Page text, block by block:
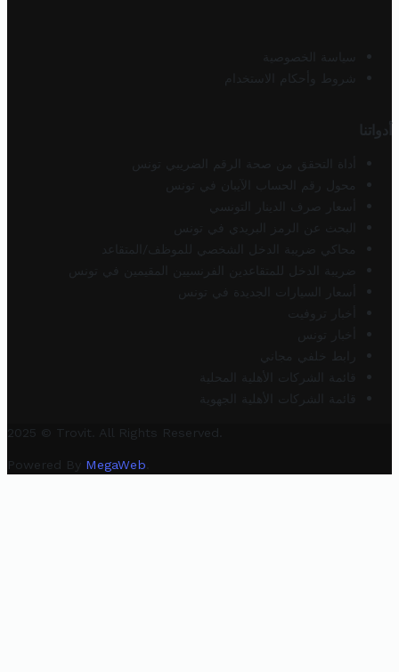
سياسة الخصوصية
شروط وأحكام الاستخدام
أدواتنا
أداة التحقق من صحة الرقم الضريبي تونس
محول رقم الحساب الآيبان في تونس
أسعار صرف الدينار التونسي
البحث عن الرمز البريدي في تونس
محاكي ضريبة الدخل الشخصي للموظف/المتقاعد
ضريبة الدخل للمتقاعدين الفرنسيين المقيمين في تونس
أسعار السيارات الجديدة في تونس
أخبار تروفيت
أخبار تونس
رابط خلفي مجاني
قائمة الشركات الأهلية المحلية
قائمة الشركات الأهلية الجهوية
2025 © Trovit. All Rights Reserved.
Powered By MegaWeb